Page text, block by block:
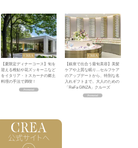
【夏限定ディナーコース】旬を
迎える稚鮎や花ズッキーニなど
をイタリア・トスカーナの郷土
料理の手法で満喫！
【銀座で出合う最旬美容】美髪
ケアや上質な眠り…セルフケア
のアップデートから、特別な名
入れギフトまで。大人のための
「ReFa GINZA」クルーズ